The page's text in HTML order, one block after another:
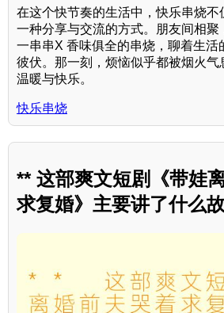
在这个快节奏的生活中，快乐串烧不
一种分享与交流的方式。朋友间相聚
一串串X 香味俱全的串烧，聊着生活
彼伏。那一刻，烦恼似乎都被烟火气
温暖与快乐。
快乐串烧
** 这部爽文短剧《带娃
求复婚》主要讲了什么